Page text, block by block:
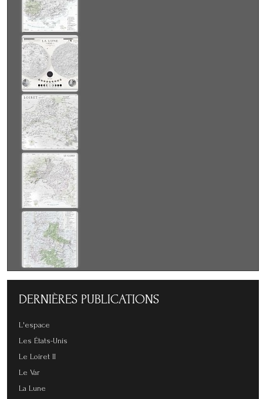
DERNIÈRES PUBLICATIONS
L'espace
Les États-Unis
Le Loiret II
Le Var
La Lune